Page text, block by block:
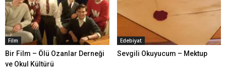
Film
Bir Film – Ölü Ozanlar Derneği
ve Okul Kültürü
Edebiyat
Sevgili Okuyucum – Mektup